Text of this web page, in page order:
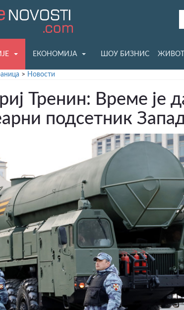
ЕКОНОМИЈА ШОУ БИЗНИС ЖИВОТ
> Новости
Тренин: Време је
подсетник